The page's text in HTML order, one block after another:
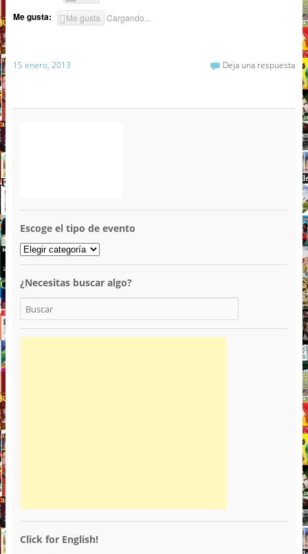
Me gusta: Me gusta Cargando...
15 enero, 2013 Deja una respuesta
Escoge el tipo de evento
¿Necesitas buscar algo?
Click for English!